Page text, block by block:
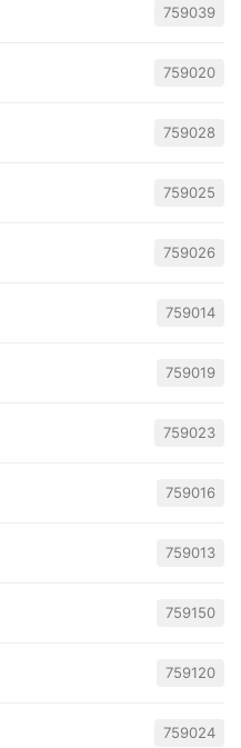
759039
759020
759028
759025
759026
759014
759019
759023
759016
759013
759150
759120
759024